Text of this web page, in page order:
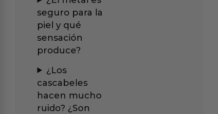
seguro para la
piel y qué
sensación
produce?
¿Los
cascabeles
hacen mucho
ruido? ¿Son